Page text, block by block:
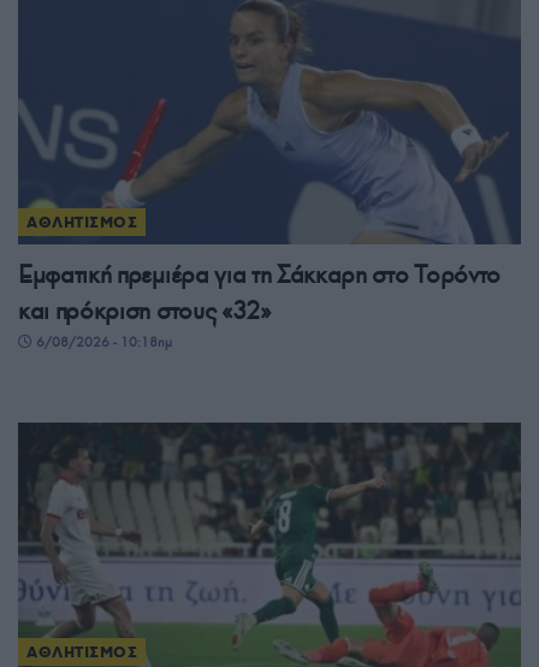
ΑΘΛΗΤΙΣΜΟΣ
Εμφατική πρεμιέρα για τη Σάκκαρη στο Τορόντο
και πρόκριση στους «32»
6/08/2026 - 10:18πμ
ΑΘΛΗΤΙΣΜΟΣ